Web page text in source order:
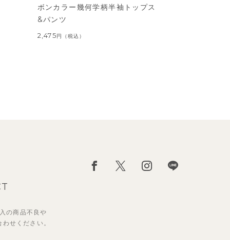
ボンカラー幾何学柄半袖トップス
&パンツ
2,475円 （税込）
の商品不良や
わせください。